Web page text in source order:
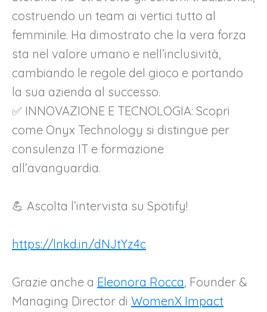
costruendo un team ai vertici tutto al
femminile. Ha dimostrato che la vera forza
sta nel valore umano e nell’inclusività,
cambiando le regole del gioco e portando
la sua azienda al successo.
✅ INNOVAZIONE E TECNOLOGIA: Scopri
come Onyx Technology si distingue per
consulenza IT e formazione
all’avanguardia.
💪 Ascolta l’intervista su Spotify!
https://lnkd.in/dNJtYz4c
Grazie anche a Eleonora Rocca, Founder &
Managing Director di WomenX Impact